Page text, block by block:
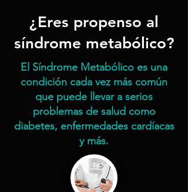
¿Eres propenso al
síndrome metabólico?
El Síndrome Metabólico es una
condición cada vez más común
que puede llevar a serios
problemas de salud como
diabetes, enfermedades cardíacas
y más.​